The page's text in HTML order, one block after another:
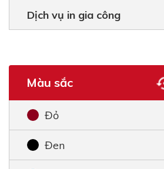
Dịch vụ in gia công
Màu sắc
Đỏ
Đen